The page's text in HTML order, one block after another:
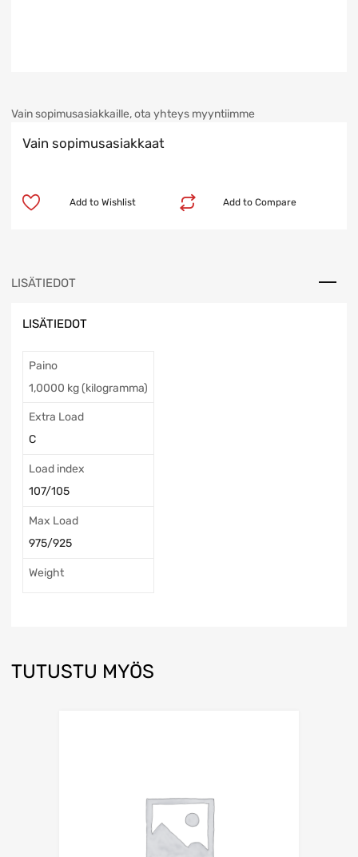
Vain sopimusasiakkaille, ota yhteys myyntiimme
Vain sopimusasiakkaat
Add to Compare
Add to Wishlist
LISÄTIEDOT
LISÄTIEDOT
Paino
1,0000 kg (kilogramma)
Extra Load
C
Load index
107/105
Max Load
975/925
Weight
TUTUSTU MYÖS